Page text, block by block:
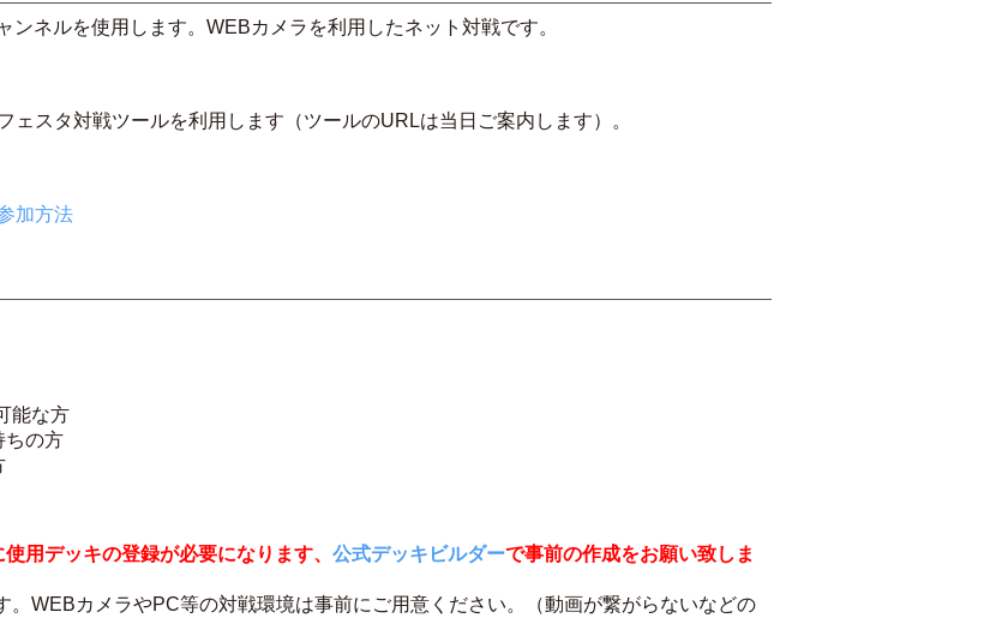
ネルを使用します。WEBカメラを利用したネット対戦です。
スタ対戦ツールを利用します（ツールのURLは当日ご案内します）。
加方法
能な方
ちの方
用デッキの登録が必要になります、 公式デッキビルダーで事前の作成をお願い致しま
。WEBカメラやPC等の対戦環境は事前にご用意ください。（動画が繋がらないなどの